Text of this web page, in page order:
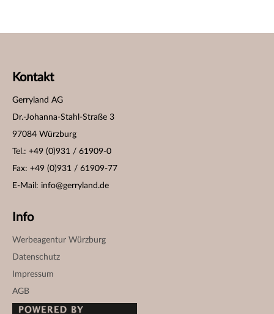
Kontakt
Gerryland AG
Dr.-Johanna-Stahl-Straße 3
97084 Würzburg
Tel.: +49 (0)931 / 61909-0
Fax: +49 (0)931 / 61909-77
E-Mail: info@gerryland.de
Info
Werbeagentur Würzburg
Datenschutz
Impressum
AGB